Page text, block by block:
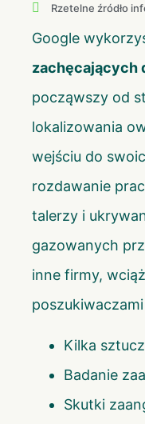
Rzetelne źródło
Google
zachęcających
począwszy od
lokalizowania
wejściu do
rozdawanie
talerzy i
gazowanych
inne firmy,
poszukiwaczami
Kilka
Badanie
Skutki